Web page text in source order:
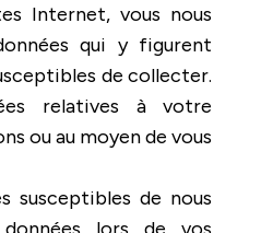
Internet, vous nous
qui y figurent
de collecter.
relatives à votre
ou au moyen de vous
susceptibles de nous